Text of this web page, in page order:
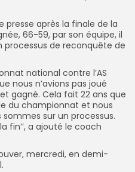
presse après la finale de la
66-59, par son équipe, il
processus de reconquête de
national contre l’AS
nous n’avions pas joué
gagné. Cela fait 22 ans que
du championnat et nous
sur un processus.
fin’’, a ajouté le coach
mercredi, en demi-